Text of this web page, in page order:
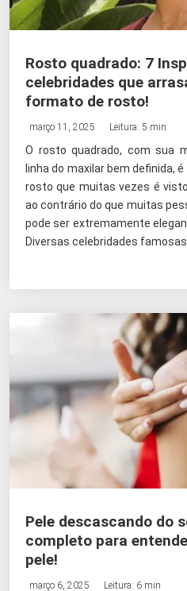
Rosto quadrado: 7
celebridades que
formato de rosto!
março 11, 2025 Leitura: 5 min
O rosto quadrado, com sua
linha do maxilar bem definida,
rosto que muitas vezes é
ao contrário do que muitas
pode ser extremamente
Diversas celebridades
Pele descascando do
completo para
pele!
março 6, 2025 Leitura: 6 min